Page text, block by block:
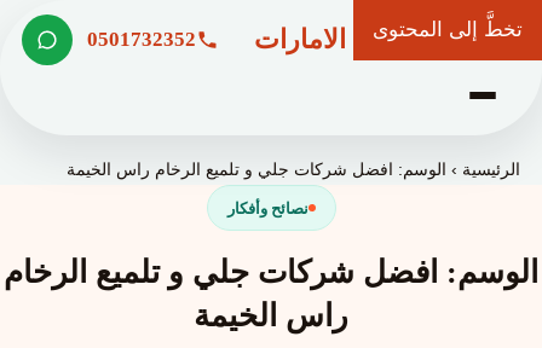
تخطَّ إلى المحتوى
شركة وعد الامارات 0501732352
الرئيسية ›الوسم: ‏افضل شركات جلي و تلميع الرخام راس الخيمة
نصائح وأفكار
الوسم: ‏افضل شركات جلي و تلميع الرخام
راس الخيمة